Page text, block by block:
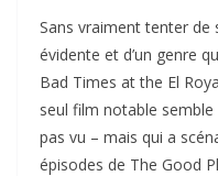
Sans vraiment tenter de
évidente et d’un genre
Bad Times at the El
seul film notable
pas vu – mais qui a
épisodes de The Good